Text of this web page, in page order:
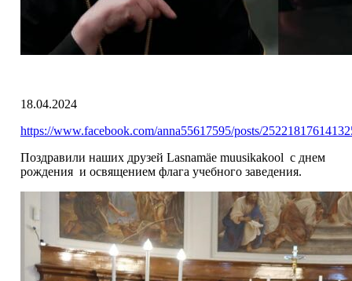
18.04.2024
https://www.facebook.com/anna55617595/posts/
Поздравили наших друзей Lasnamäe muusikakool с днем
рождения и освящением флага учебного заведения.